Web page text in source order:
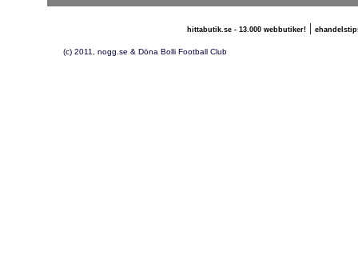
hittabutik.se - 13.000 webbutiker!|
(c) 2011, nogg.se & Döna Bolli Football Club